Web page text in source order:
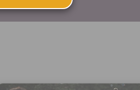
účtu